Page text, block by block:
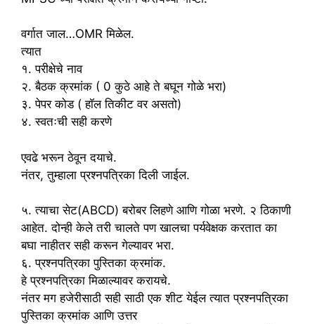
वर्गात जाल…OMR मिळेल.
त्यात
१. परीक्षेचे नाव
२. बैठक क्रमांक ( 0 कुठे आहे ते बघून गोळे भरा)
३. पेपर कोड ( हॉल तिकीट वर असतो)
४. स्वतःची सही करणे
एवढे भरून ठेवून दयाचे.
नंतर, तुम्हाला प्रश्नपत्रिका दिली जाईल.
५. त्याचा सेट(ABCD) बरोबर लिहणे आणि गोळा भरणे. २ ठिकाणी
आहेत. दोन्ही केले तरी चालते पण खालचा पर्यवेक्षक करतात का
बघा नाहीतर सही करून गेल्यावर भरा.
६. प्रश्नपत्रिका पुस्तिका क्रमांक.
हे प्रश्नपत्रिका मिळाल्यावर करायचे.
नंतर मग हजेरीसाठी सही साठी एक शीट येईल त्यात प्रश्नपत्रिका
पुस्तिका क्रमांक आणि उत्तर